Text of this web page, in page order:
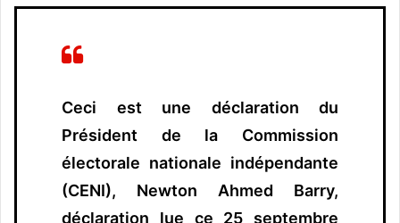
Ceci est une déclaration du
Président de la Commission
électorale nationale indépendante
(CENI), Newton Ahmed Barry,
déclaration lue ce 25 septembre